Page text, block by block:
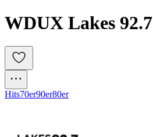
WDUX Lakes 92.7
Hits70er90er80er